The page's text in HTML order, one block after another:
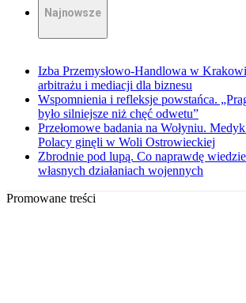
Najnowsze
Izba Przemysłowo-Handlowa w
arbitrażu i mediacji dla biznesu
Wspomnienia i refleksje powstańca.
było silniejsze niż chęć odwetu”
Przełomowe badania na Wołyniu.
Polacy ginęli w Woli Ostrowieckiej
Zbrodnie pod lupą. Co naprawdę
własnych działaniach wojennych
Promowane treści